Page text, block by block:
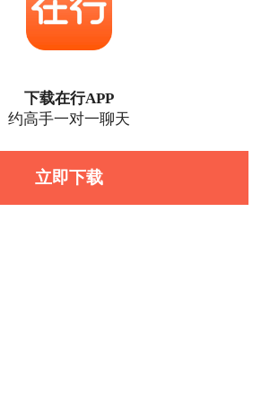
下载在行APP
约高手一对一聊天
立即下载